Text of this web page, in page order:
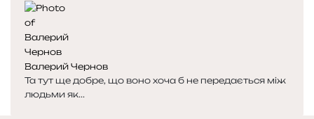
Валерий Чернов
Та тут ще добре, що воно хоча б не передається між
людьми як...